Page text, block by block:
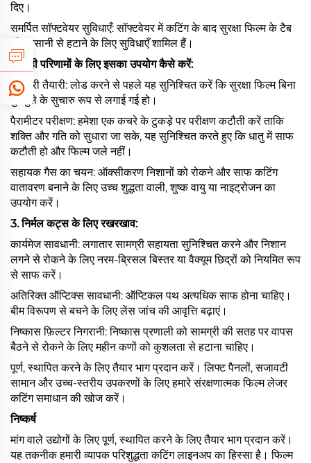
दिए।
समर्पित सॉफ्टवेयर सुविधाएँ: सॉफ्टवेयर में कटिंग के बाद सुरक्षा फिल्म के टैब
को आसानी से हटाने के लिए सुविधाएँ शामिल हैं।
2. सही परिणामों के लिए इसका उपयोग कैसे करें:
सामग्री तैयारी: लोड करने से पहले यह सुनिश्चित करें कि सुरक्षा फिल्म बिना
बुलबुले के सुचारु रूप से लगाई गई हो।
पैरामीटर परीक्षण: हमेशा एक कचरे के टुकड़े पर परीक्षण कटौती करें ताकि
शक्ति और गति को सुधारा जा सके, यह सुनिश्चित करते हुए कि धातु में साफ
कटौती हो और फिल्म जले नहीं।
सहायक गैस का चयन: ऑक्सीकरण निशानों को रोकने और साफ कटिंग
वातावरण बनाने के लिए उच्च शुद्धता वाली, शुष्क वायु या नाइट्रोजन का
उपयोग करें।
3. निर्मल कट्स के लिए रखरखाव:
कार्यमेज सावधानी: लगातार सामग्री सहायता सुनिश्चित करने और निशान
लगने से रोकने के लिए नरम-ब्रिसल बिस्तर या वैक्यूम छिद्रों को नियमित रूप
से साफ करें।
अतिरिक्त ऑप्टिक्स सावधानी: ऑप्टिकल पथ अत्यधिक साफ होना चाहिए।
बीम विरूपण से बचने के लिए लेंस जांच की आवृत्ति बढ़ाएं।
निष्कास फ़िल्टर निगरानी: निष्कास प्रणाली को सामग्री की सतह पर वापस
बैठने से रोकने के लिए महीन कणों को कुशलता से हटाना चाहिए।
पूर्ण, स्थापित करने के लिए तैयार भाग प्रदान करें। लिफ्ट पैनलों, सजावटी
सामान और उच्च-स्तरीय उपकरणों के लिए हमारे संरक्षणात्मक फिल्म लेजर
कटिंग समाधान की खोज करें।
निष्कर्ष
मांग वाले उद्योगों के लिए पूर्ण, स्थापित करने के लिए तैयार भाग प्रदान करें।
यह तकनीक हमारी व्यापक परिशुद्धता कटिंग लाइनअप का हिस्सा है। फिल्म